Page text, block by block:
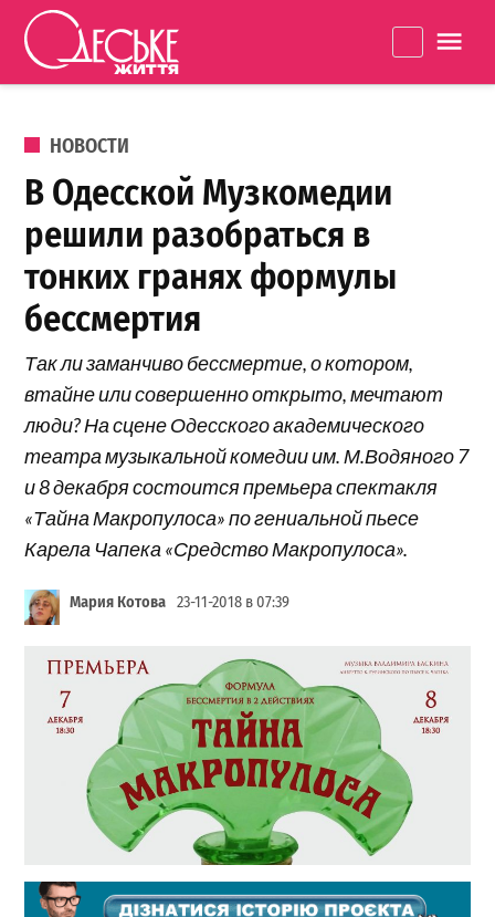
Перейти к содержанию
життя
ОПУБЛИКОВАНО В
НОВОСТИ
В Одесской Музкомедии
решили разобраться в
тонких гранях формулы
бессмертия
Так ли заманчиво бессмертие, о котором,
втайне или совершенно открыто, мечтают
люди? На сцене Одесского академического
театра музыкальной комедии им. М.Водяного 7
и 8 декабря состоится премьера спектакля
«Тайна Макропулоса» по гениальной пьесе
Карела Чапека «Средство Макропулоса».
Мария Котова 23-11-2018 в 07:39